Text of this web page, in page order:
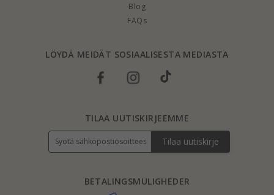
Blog
FAQs
LÖYDÄ MEIDÄT SOSIAALISESTA MEDIASTA
BETALINGSMULIGHEDER
TILAA UUTISKIRJEEMME
Tilaa uutiskirje